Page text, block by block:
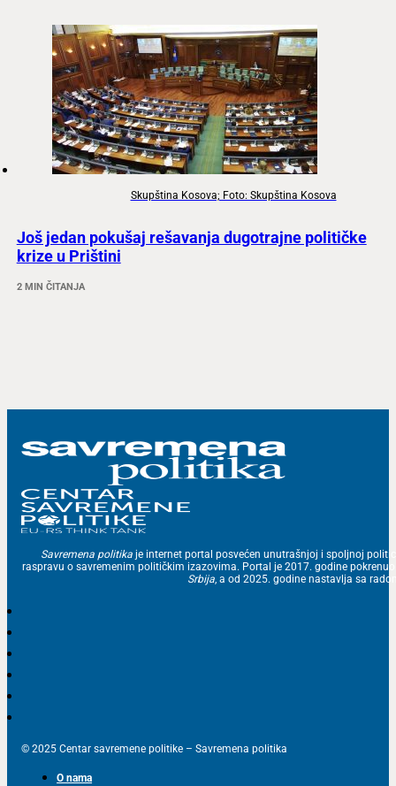
Skupština Kosova; Foto: Skupština Kosova
Još jedan pokušaj rešavanja dugotrajne političke
krize u Prištini
2 MIN ČITANJA
Savremena politika je internet portal posvećen unutrašnjoj i spoljnoj
raspravu o savremenim političkim izazovima. Portal je 2017. godine
Srbija , a od 2025. godine nastavlja sa
© 2025 Centar savremene politike – Savremena politika
O nama